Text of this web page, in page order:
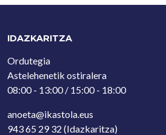
IDAZKARITZA
Ordutegia
Astelehenetik ostiralera
08:00 - 13:00 / 15:00 - 18:00
anoeta@ikastola.eus
943 65 29 32 (Idazkaritza)